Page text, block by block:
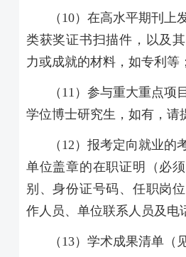
（ 10）在高水平期刊上
类获奖证书扫描件，以及
力或成就的材料，如专利等；
（ 11 ）参与重大重点项
学位博士研究生，如有，请
（ 12 ）报考定向就业的
单位盖章的在职证明（必
别、身份证号码、任职岗
作人员、单位联系人员及电
（ 13）学术成果清单（